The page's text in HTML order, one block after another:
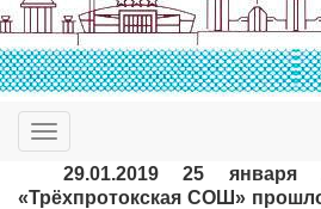
29.01.2019 25
«Трёхпротокская СОШ»